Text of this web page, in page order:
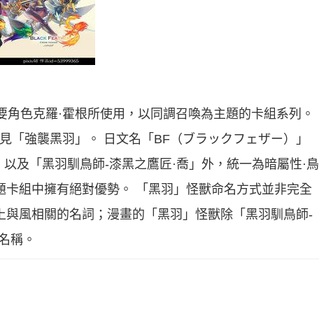
色克羅·霍根所使用，以同調召喚為主題的卡組系列。
「強襲黑羽」。 日文名「BF（ブラックフェザー）」
及「黑羽馴鳥師-漆黑之鷹匠·喬」外，統一為暗屬性·鳥
組中擁有絕對優勢。 「黑羽」怪獸命名方式並非完全
風相關的名詞；漫畫的「黑羽」怪獸除「黑羽馴鳥師-
稱。